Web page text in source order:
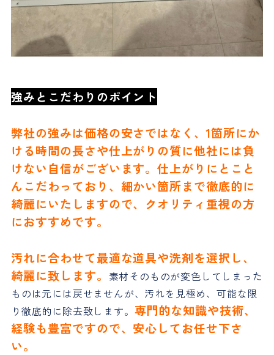
強みとこだわりのポイント
弊社の強みは価格の安さではなく、1箇所にか
ける時間の長さや仕上がりの質に他社には負
けない自信がございます。仕上がりにとこと
んこだわっており、細かい箇所まで徹底的に
綺麗にいたしますので、クオリティ重視の方
におすすめです。
汚れに合わせて最適な道具や洗剤を選択し、
綺麗に致します。 素材そのものが変色してしまった
ものは元には戻せませんが、汚れを見極め、可能な限
り徹底的に除去致します。 専門的な知識や技術、
経験も豊富ですので、安心してお任せ下さ
い。